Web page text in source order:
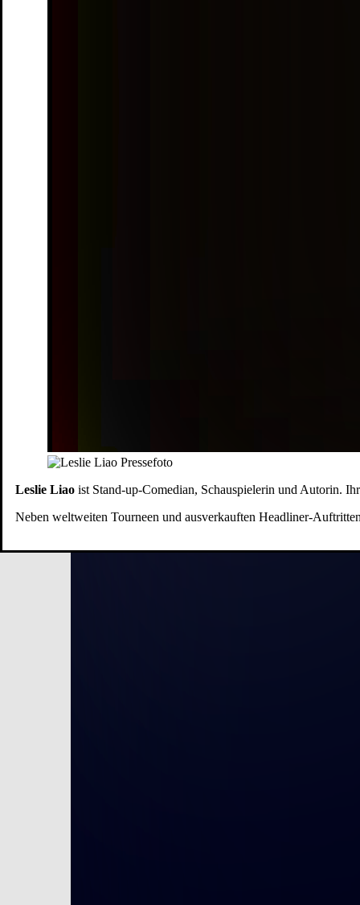
Leslie Liao ist Stand-up-Comedian, Schauspielerin und Autorin.
Neben weltweiten Tourneen und ausverkauften Headliner-